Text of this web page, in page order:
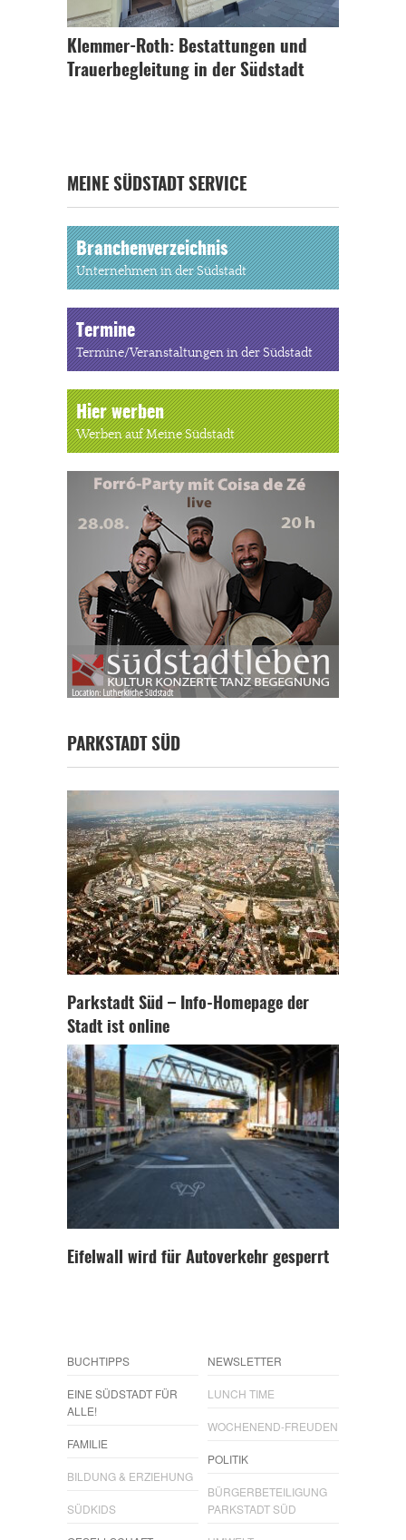
Klemmer-Roth: Bestattungen und
Trauerbegleitung in der Südstadt
MEINE SÜDSTADT SERVICE
Branchenverzeichnis
Unternehmen in der Südstadt
Termine
Termine/Veranstaltungen in der Südstadt
Hier werben
Werben auf Meine Südstadt
PARKSTADT SÜD
Parkstadt Süd – Info-Homepage der
Stadt ist online
Eifelwall wird für Autoverkehr gesperrt
BUCHTIPPS
EINE SÜDSTADT FÜR
ALLE!
FAMILIE
BILDUNG & ERZIEHUNG
SÜDKIDS
NEWSLETTER
LUNCH TIME
WOCHENEND-FREUDEN
POLITIK
BÜRGERBETEILIGUNG
PARKSTADT SÜD